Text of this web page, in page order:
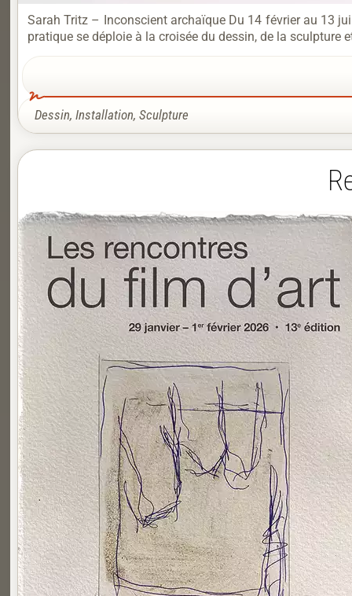
Sarah Tritz – Inconscient archaïque Du 14 février au 13
pratique se déploie à la croisée du dessin, de la sculpture
Dessin, Installation, Sculpture